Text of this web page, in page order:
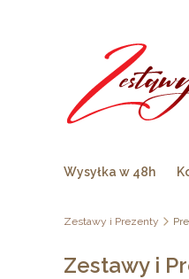
Wysyłka w 48h
Zestawy i Prezenty
Zestawy i